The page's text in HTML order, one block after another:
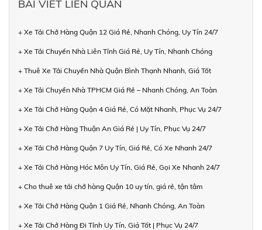
BÀI VIẾT LIÊN QUAN
+ Xe Tải Chở Hàng Quận 12 Giá Rẻ, Nhanh Chóng, Uy Tín 24/7
+ Xe Tải Chuyển Nhà Liên Tỉnh Giá Rẻ, Uy Tín, Nhanh Chóng
+ Thuê Xe Tải Chuyển Nhà Quận Bình Thạnh Nhanh, Giá Tốt
+ Xe Tải Chuyển Nhà TPHCM Giá Rẻ – Nhanh Chóng, An Toàn
+ Xe Tải Chở Hàng Quận 4 Giá Rẻ, Có Mặt Nhanh, Phục Vụ 24/7
+ Xe Tải Chở Hàng Thuận An Giá Rẻ | Uy Tín, Phục Vụ 24/7
+ Xe Tải Chở Hàng Quận 7 Uy Tín, Giá Rẻ, Có Xe Nhanh 24/7
+ Xe Tải Chở Hàng Hóc Môn Uy Tín, Giá Rẻ, Gọi Xe Nhanh 24/7
+ Cho thuê xe tải chở hàng Quận 10 uy tín, giá rẻ, tận tâm
+ Xe Tải Chở Hàng Quận 1 Giá Rẻ, Nhanh Chóng, An Toàn
+ Xe Tải Chở Hàng Đi Tỉnh Uy Tín, Giá Tốt | Phục Vụ 24/7